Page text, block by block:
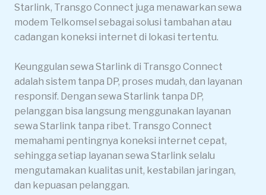
Starlink, Transgo Connect juga menawarkan sewa
modem Telkomsel sebagai solusi tambahan atau
cadangan koneksi internet di lokasi tertentu.
Keunggulan sewa Starlink di Transgo Connect
adalah sistem tanpa DP, proses mudah, dan layanan
responsif. Dengan sewa Starlink tanpa DP,
pelanggan bisa langsung menggunakan layanan
sewa Starlink tanpa ribet. Transgo Connect
memahami pentingnya koneksi internet cepat,
sehingga setiap layanan sewa Starlink selalu
mengutamakan kualitas unit, kestabilan jaringan,
dan kepuasan pelanggan.